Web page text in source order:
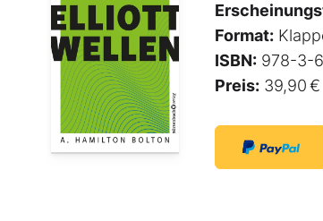
Format:
ISBN: 978-3-
Preis: 39,90 €